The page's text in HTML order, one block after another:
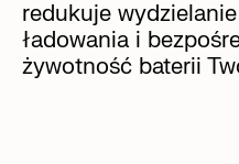
redukuje
ładowania i
żywotność baterii